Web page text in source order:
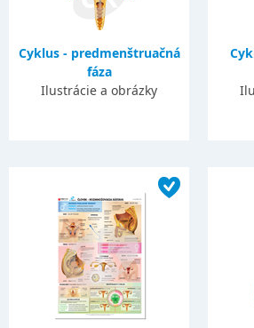
Cyklus - predmenštruačná
fáza
Ilustrácie a obrázky